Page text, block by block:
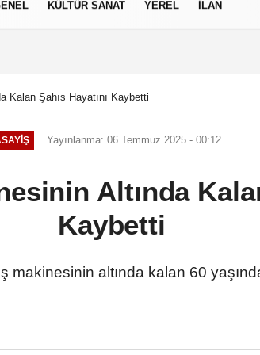
KÜLTÜR SANAT YEREL İLAN
Kalan Şahıs Hayatını Kaybetti
Yayınlanma: 06 Temmuz 2025 - 00:12
Altında
Kaybetti
makinesinin altında kalan 60